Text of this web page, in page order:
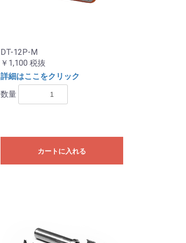
DT-12P-M
￥1,100 税抜
詳細はここをクリック
数量
カートに入れる